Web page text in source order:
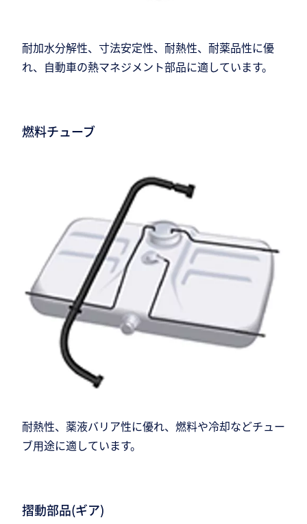
耐加水分解性、寸法安定性、耐熱性、耐薬品性に優
れ、自動車の熱マネジメント部品に適しています。
燃料チューブ
耐熱性、薬液バリア性に優れ、燃料や冷却などチュー
ブ用途に適しています。
摺動部品(ギア)